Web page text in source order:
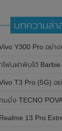
บทความล่า
รแล้วในประเทศจีน มาพร้อมดีไซน์พรีเมี่ยม ทนทาน
บได้ Barbie Phone อย่าง
T3 Pro (5G) อย่างเ
POVA 6 Neo อย่างเป็นทา
13 Pro Extreme